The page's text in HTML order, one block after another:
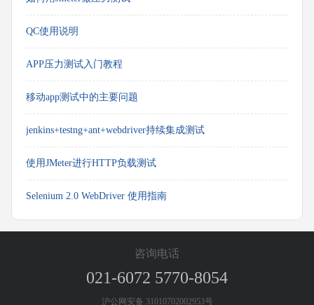
QC使用说明
APP压力测试入门教程
移动app测试中的主要问题
jenkins+testng+ant+webdriver持续集成测试
使用JMeter进行HTTP负载测试
Selenium 2.0 WebDriver 使用指南
咨询电话
021-6072 5770-8054
沪公网安备 31010702002953号